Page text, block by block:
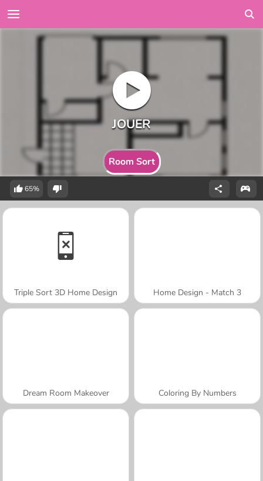
Room Sort
65%
Triple Sort 3D Home Design Home Design - Match 3
Dream Room Makeover Coloring By Numbers